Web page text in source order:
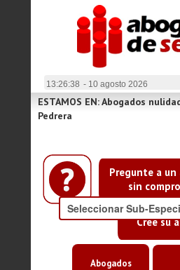
13:26:38 - 10 agosto 2026
Pregunte a un
sin
Cree su
ESTAMOS EN: Abogados
Pedrera
Abogados